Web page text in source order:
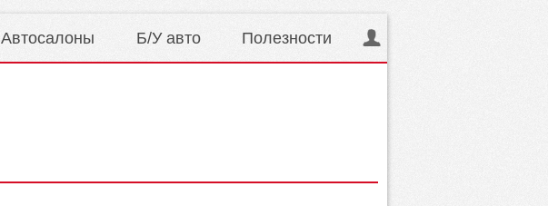
Автосалоны Б/У авто Полезности